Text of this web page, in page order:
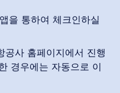
을 통하여 체크인하실
공사 홈페이지에서 진행
경우에는 자동으로 이